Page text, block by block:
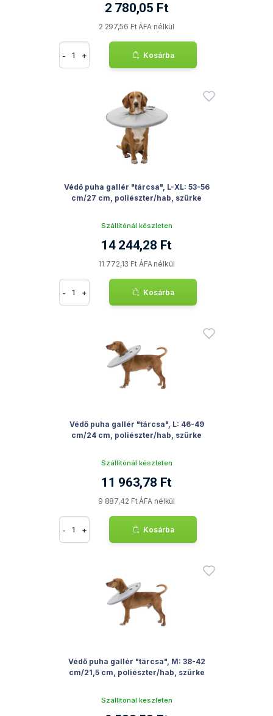
2 780,05 Ft
2 297,56 Ft ÁFA nélkül
- + Kosárba
Védő puha gallér "tárcsa", L-XL: 53-56
cm/27 cm, poliészter/hab, szürke
Szállítónál készleten
14 244,28 Ft
11 772,13 Ft ÁFA nélkül
- + Kosárba
Védő puha gallér "tárcsa", L: 46-49
cm/24 cm, poliészter/hab, szürke
Szállítónál készleten
11 963,78 Ft
9 887,42 Ft ÁFA nélkül
- + Kosárba
Védő puha gallér "tárcsa", M: 38-42
cm/21,5 cm, poliészter/hab, szürke
Szállítónál készleten